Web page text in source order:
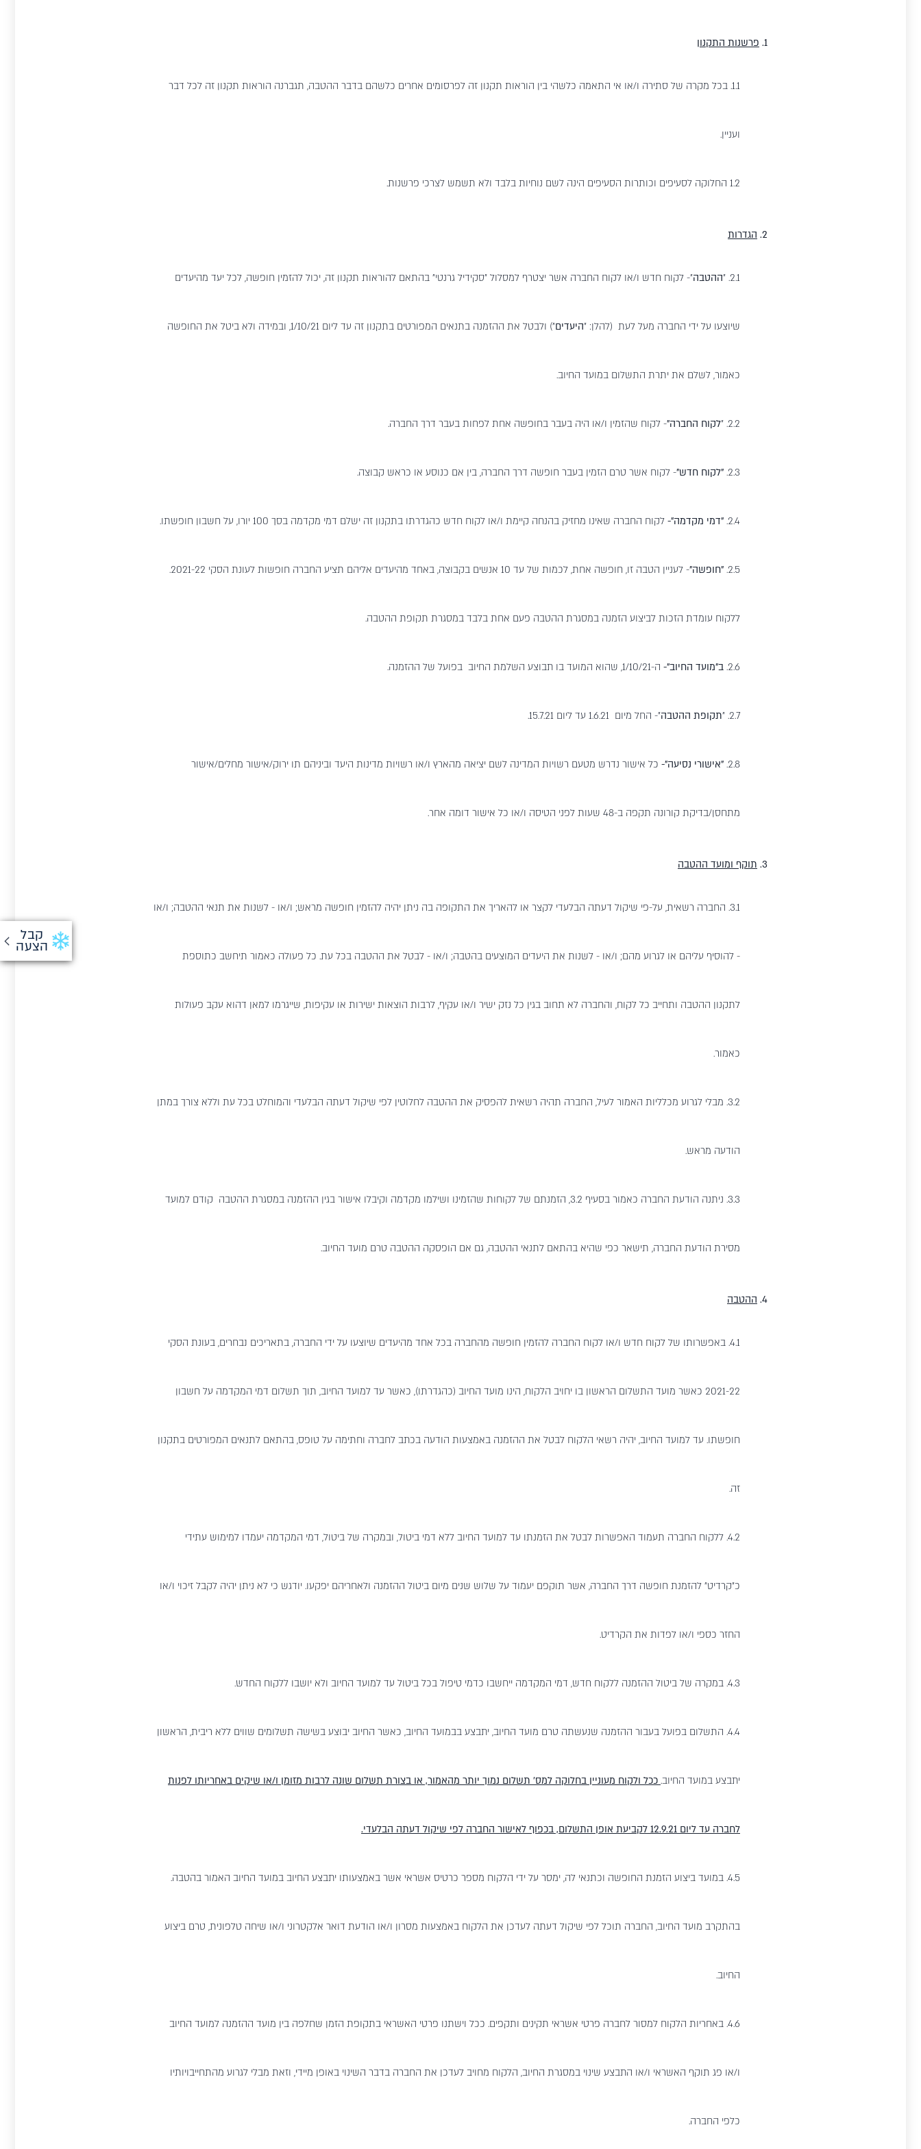
קבל
הצעה
1. פרשנות התקנון
1.1. בכל מקרה של סתירה ו/או אי התאמה כלשהי בין הוראות תקנון זה לפרסומים אחרים כלשהם בדבר ההטבה, תגברנה הוראות תקנון זה לכל דבר
ועניין.
1.2 החלוקה לסעיפים וכותרות הסעיפים הינה לשם נוחיות בלבד ולא תשמש לצרכי פרשנות.
2. הגדרות
2.1. " ההטבה"- לקוח חדש ו/או לקוח החברה אשר יצטרף למסלול "סקידיל גרנטי" בהתאם להוראות תקנון זה, יכול להזמין חופשה, לכל יעד מהיעדים
שיוצעו על ידי החברה מעל לעת (להלן: "היעדים ") ולבטל את ההזמנה בתנאים המפורטים בתקנון זה עד ליום 1/10/21, ובמידה ולא ביטל את החופשה
כאמור, לשלם את יתרת התשלום במועד החיוב.
2.2. " לקוח החברה"- לקוח שהזמין ו/או היה בעבר בחופשה אחת לפחות בעבר דרך החברה.
2.3. "לקוח חדש"- לקוח אשר טרם הזמין בעבר חופשה דרך החברה, בין אם כנוסע או כראש קבוצה.
2.4. "דמי מקדמה"- לקוח החברה שאינו מחזיק בהנחה קיימת ו/או לקוח חדש כהגדרתו בתקנון זה ישלם דמי מקדמה בסך 100 יורו, על חשבון חופשתו.
2.5. "חופשה" - לעניין הטבה זו, חופשה אחת, לכמות של עד 10 אנשים בקבוצה, באחד מהיעדים אליהם תציע החברה חופשות לעונת הסקי 2021-22.
ללקוח עומדת הזכות לביצוע הזמנה במסגרת ההטבה פעם אחת בלבד במסגרת תקופת ההטבה.
2.6. ב"מועד החיוב"- ה-1/10/21, שהוא המועד בו תבוצע השלמת החיוב בפועל של ההזמנה.
2.7. " תקופת ההטבה"- החל מיום 1.6.21 עד ליום 15.7.21.
2.8. "אישורי נסיעה"- כל אישור נדרש מטעם רשויות המדינה לשם יציאה מהארץ ו/או רשויות מדינות היעד וביניהם תו ירוק/אישור מחלים/אישור
מתחסן/בדיקת קורונה תקפה ב-48 שעות לפני הטיסה ו/או כל אישור דומה אחר.
3. תוקף ומועד ההטבה
3.1. החברה רשאית, על-פי שיקול דעתה הבלעדי לקצר או להאריך את התקופה בה ניתן יהיה להזמין חופשה מראש; ו/או - לשנות את תנאי ההטבה; ו/או
- להוסיף עליהם או לגרוע מהם; ו/או - לשנות את היעדים המוצעים בהטבה; ו/או - לבטל את ההטבה בכל עת. כל פעולה כאמור תיחשב כתוספת
לתקנון ההטבה ותחייב כל לקוח, והחברה לא תחוב בגין כל נזק ישיר ו/או עקיף, לרבות הוצאות ישירות או עקיפות, שייגרמו למאן דהוא עקב פעולות
כאמור.
3.2. מבלי לגרוע מכלליות האמור לעיל, החברה תהיה רשאית להפסיק את ההטבה לחלוטין לפי שיקול דעתה הבלעדי והמוחלט בכל עת וללא צורך במתן
הודעה מראש.
3.3. ניתנה הודעת החברה כאמור בסעיף 3.2, הזמנתם של לקוחות שהזמינו ושילמו מקדמה וקיבלו אישור בגין ההזמנה במסגרת ההטבה קודם למועד
מסירת הודעת החברה, תישאר כפי שהיא בהתאם לתנאי ההטבה, גם אם הופסקה ההטבה טרם מועד החיוב.
4. ההטבה
4.1. באפשרותו של לקוח חדש ו/או לקוח החברה להזמין חופשה מהחברה בכל אחד מהיעדים שיוצעו על ידי החברה, בתאריכים נבחרים, בעונת הסקי
2021-22 כאשר מועד התשלום הראשון בו יחויב הלקוח, הינו מועד החיוב (כהגדרתו), כאשר עד למועד החיוב, תוך תשלום דמי המקדמה על חשבון
חופשתו. עד למועד החיוב, יהיה רשאי הלקוח לבטל את ההזמנה באמצעות הודעה בכתב לחברה וחתימה על טופס, בהתאם לתנאים המפורטים בתקנון
זה.
4.2. ללקוח החברה תעמוד האפשרות לבטל את הזמנתו עד למועד החיוב ללא דמי ביטול, ובמקרה של ביטול, דמי המקדמה יעמדו למימוש עתידי
כ"קרדיט" להזמנת חופשה דרך החברה, אשר תוקפם יעמוד על שלוש שנים מיום ביטול ההזמנה ולאחריהם יפקעו. יודגש כי לא ניתן יהיה לקבל זיכוי ו/או
החזר כספי ו/או לפדות את הקרדיט.
4.3. במקרה של ביטול ההזמנה ללקוח חדש, דמי המקדמה ייחשבו כדמי טיפול בכל ביטול עד למועד החיוב ולא יושבו ללקוח החדש.
4.4. התשלום בפועל בעבור ההזמנה שנעשתה טרם מועד החיוב, יתבצע בבמועד החיוב, כאשר החיוב יבוצע בשישה תשלומים שווים ללא ריבית, הראשון
יתבצע במועד החיוב. ככל ולקוח מעוניין בחלוקה למס' תשלום נמוך יותר מהאמור, או בצורת תשלום שונה לרבות מזומן ו/או שיקים באחריותו לפנות
לחברה עד ליום 12.9.21 לקביעת אופן התשלום, בכפוף לאישור החברה לפי שיקול דעתה הבלעדי.
4.5. במועד ביצוע הזמנת החופשה וכתנאי לה, ימסר על ידי הלקוח מספר כרטיס אשראי אשר באמצעותו יתבצע החיוב במועד החיוב האמור בהטבה.
בהתקרב מועד החיוב, החברה תוכל לפי שיקול דעתה לעדכן את הלקוח באמצעות מסרון ו/או הודעת דואר אלקטרוני ו/או שיחה טלפונית, טרם ביצוע
החיוב.
4.6. באחריות הלקוח למסור לחברה פרטי אשראי תקינים ותקפים. ככל וישתנו פרטי האשראי בתקופת הזמן שחלפה בין מועד ההזמנה למועד החיוב
ו/או פג תוקף האשראי ו/או התבצע שינוי במסגרת החיוב, הלקוח מחויב לעדכן את החברה בדבר השינוי באופן מיידי, וזאת מבלי לגרוע מהתחייבויותיו
כלפי החברה.